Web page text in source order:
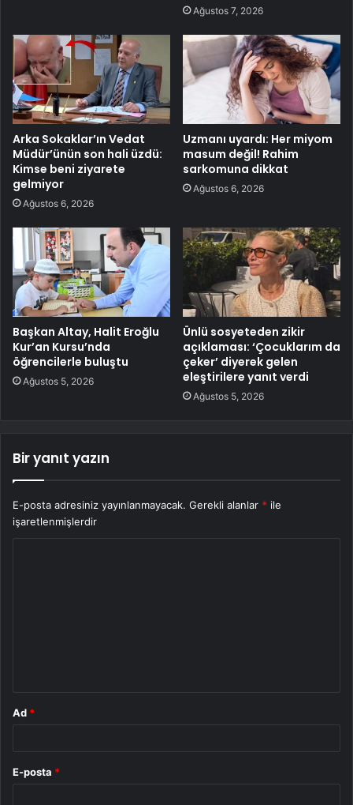
Ağustos 7, 2026
Arka Sokaklar’ın Vedat
Müdür’ünün son hali üzdü:
Kimse beni ziyarete
gelmiyor
Ağustos 6, 2026
Uzmanı uyardı: Her miyom
masum değil! Rahim
sarkomuna dikkat
Ağustos 6, 2026
Başkan Altay, Halit Eroğlu
Kur’an Kursu’nda
öğrencilerle buluştu
Ağustos 5, 2026
Ünlü sosyeteden zikir
açıklaması: ‘Çocuklarım da
çeker’ diyerek gelen
eleştirilere yanıt verdi
Ağustos 5, 2026
Bir yanıt yazın
E-posta adresiniz yayınlanmayacak. Gerekli alanlar * ile
işaretlenmişlerdir
Ad *
E-posta *